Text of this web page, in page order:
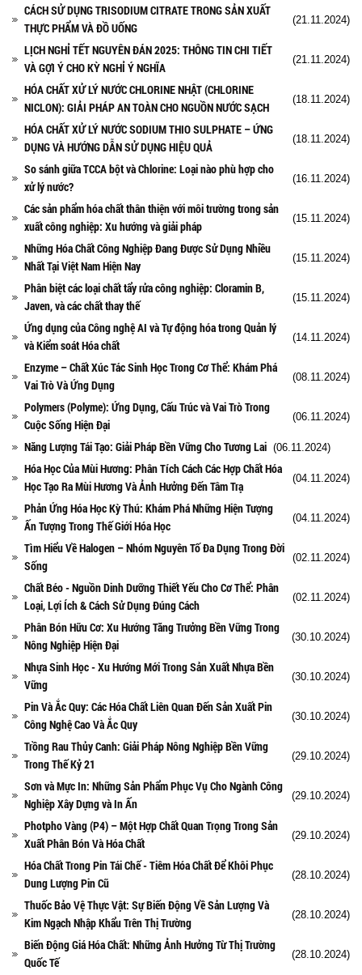
CÁCH SỬ DỤNG TRISODIUM CITRATE TRONG SẢN XUẤT
THỰC PHẨM VÀ ĐỒ UỐNG
(21.11.2024)
LỊCH NGHỈ TẾT NGUYÊN ĐÁN 2025: THÔNG TIN CHI TIẾT
VÀ GỢI Ý CHO KỲ NGHỈ Ý NGHĨA
(21.11.2024)
HÓA CHẤT XỬ LÝ NƯỚC CHLORINE NHẬT (CHLORINE
NICLON): GIẢI PHÁP AN TOÀN CHO NGUỒN NƯỚC SẠCH
(18.11.2024)
HÓA CHẤT XỬ LÝ NƯỚC SODIUM THIO SULPHATE – ỨNG
DỤNG VÀ HƯỚNG DẪN SỬ DỤNG HIỆU QUẢ
(18.11.2024)
So sánh giữa TCCA bột và Chlorine: Loại nào phù hợp cho
xử lý nước?
(16.11.2024)
Các sản phẩm hóa chất thân thiện với môi trường trong sản
xuất công nghiệp: Xu hướng và giải pháp
(15.11.2024)
Những Hóa Chất Công Nghiệp Đang Được Sử Dụng Nhiều
Nhất Tại Việt Nam Hiện Nay
(15.11.2024)
Phân biệt các loại chất tẩy rửa công nghiệp: Cloramin B,
Javen, và các chất thay thế
(15.11.2024)
Ứng dụng của Công nghệ AI và Tự động hóa trong Quản lý
và Kiểm soát Hóa chất
(14.11.2024)
Enzyme – Chất Xúc Tác Sinh Học Trong Cơ Thể: Khám Phá
Vai Trò Và Ứng Dụng
(08.11.2024)
Polymers (Polyme): Ứng Dụng, Cấu Trúc và Vai Trò Trong
Cuộc Sống Hiện Đại
(06.11.2024)
Năng Lượng Tái Tạo: Giải Pháp Bền Vững Cho Tương Lai (06.11.2024)
Hóa Học Của Mùi Hương: Phân Tích Cách Các Hợp Chất Hóa
Học Tạo Ra Mùi Hương Và Ảnh Hưởng Đến Tâm Trạ
(04.11.2024)
Phản Ứng Hóa Học Kỳ Thú: Khám Phá Những Hiện Tượng
Ấn Tượng Trong Thế Giới Hóa Học
(04.11.2024)
Tìm Hiểu Về Halogen – Nhóm Nguyên Tố Đa Dụng Trong Đời
Sống
(02.11.2024)
Chất Béo - Nguồn Dinh Dưỡng Thiết Yếu Cho Cơ Thể: Phân
Loại, Lợi Ích & Cách Sử Dụng Đúng Cách
(02.11.2024)
Phân Bón Hữu Cơ: Xu Hướng Tăng Trưởng Bền Vững Trong
Nông Nghiệp Hiện Đại
(30.10.2024)
Nhựa Sinh Học - Xu Hướng Mới Trong Sản Xuất Nhựa Bền
Vững
(30.10.2024)
Pin Và Ắc Quy: Các Hóa Chất Liên Quan Đến Sản Xuất Pin
Công Nghệ Cao Và Ắc Quy
(30.10.2024)
Trồng Rau Thủy Canh: Giải Pháp Nông Nghiệp Bền Vững
Trong Thế Kỷ 21
(29.10.2024)
Sơn và Mực In: Những Sản Phẩm Phục Vụ Cho Ngành Công
Nghiệp Xây Dựng và In Ấn
(29.10.2024)
Photpho Vàng (P4) – Một Hợp Chất Quan Trọng Trong Sản
Xuất Phân Bón Và Hóa Chất
(29.10.2024)
Hóa Chất Trong Pin Tái Chế - Tiêm Hóa Chất Để Khôi Phục
Dung Lượng Pin Cũ
(28.10.2024)
Thuốc Bảo Vệ Thực Vật: Sự Biến Động Về Sản Lượng Và
Kim Ngạch Nhập Khẩu Trên Thị Trường
(28.10.2024)
Biến Động Giá Hóa Chất: Những Ảnh Hưởng Từ Thị Trường
Quốc Tế
(28.10.2024)